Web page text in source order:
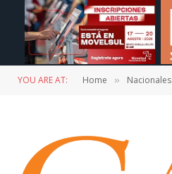
YOU ARE AT: Home » Nacionales